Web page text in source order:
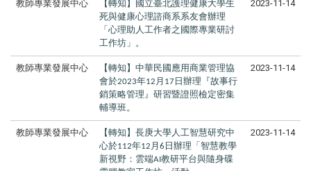
教師專業發展中心
【轉知】國立臺北護理健康大學生
死與健康心理諮商系系友會辦理
「心理助人工作者之國際專業研討
工作坊」。
2023-11-14
教師專業發展中心
【轉知】中華民國應用商業管理協
會於2023年12 月 17 日辦理『故事行
銷策略管理』研習暨證照檢定密集
輔導班。
2023-11-14
教師專業發展中心
【轉知】長庚大學人工智慧研究中
心於112年12 月 6 日辦理「智慧教學
新視野：雲端AI教研平台與隨身碟
2023-11-14